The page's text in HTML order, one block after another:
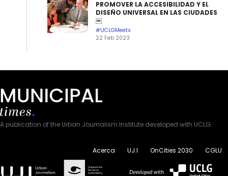
PROMOVER LA ACCESIBILIDAD Y EL
DISEÑO UNIVERSAL EN LAS CIUDADES
￼
#UCLGMeets
22 Feb 2023
A publication of the Urban Journalism Institute developed with UCLG.
Acerca UJ.I OnCities 2030 CGLU